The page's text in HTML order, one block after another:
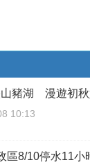
山豬湖 漫遊初
10:13
區8/10停水11